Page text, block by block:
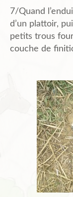
7/Quand
d’un plattoir,
petits trous
couche de